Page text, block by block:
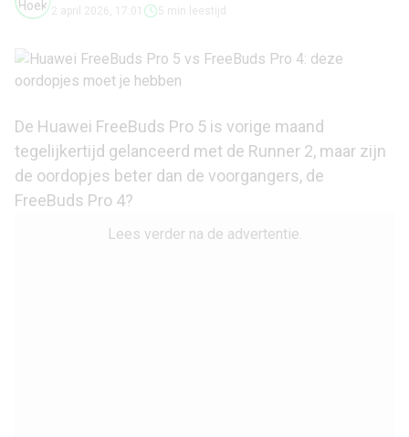
2 april 2026, 17:01 5 min leestijd
De Huawei FreeBuds Pro 5 is vorige maand
tegelijkertijd gelanceerd met de Runner 2, maar zijn
de oordopjes beter dan de voorgangers, de
FreeBuds Pro 4?
Lees verder na de advertentie.